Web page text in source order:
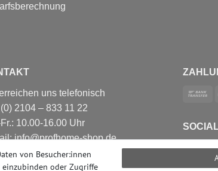
uns telefonisch
2104 – 833 11 22
10.00-16.00 Uhr
info@profhome-shop.de
von Besucher:innen
einzubinden oder Zugriffe